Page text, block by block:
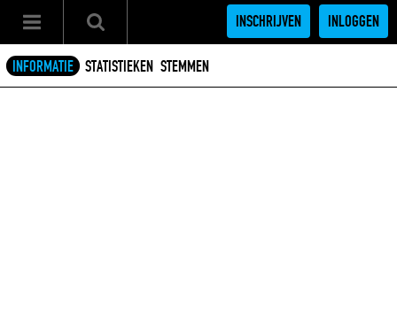
INSCHRIJVEN INLOGGEN
INFORMATIE STATISTIEKEN STEMMEN